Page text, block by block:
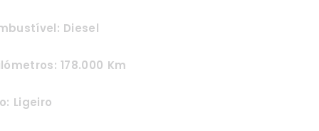
Diesel
178.000 Km
Ligeiro